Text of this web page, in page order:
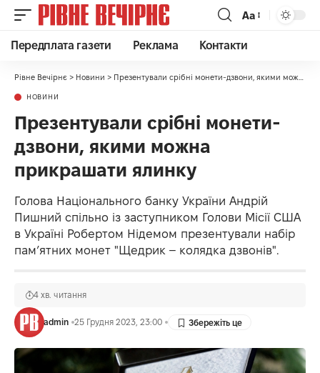
Аа
Передплата газети Реклама Контакти
Рівне Вечірнє > Новини > Презентували срібні монети-дзвони, якими можна прикрашати ялинку
НОВИНИ
Презентували срібні монети-
дзвони, якими можна
прикрашати ялинку
Голова Національного банку України Андрій
Пишний спільно із заступником Голови Місії США
в Україні Робертом Нідемом презентували набір
пам’ятних монет "Щедрик – колядка дзвонів".
admin 25 Грудня 2023, 23:00
4 хв. читання